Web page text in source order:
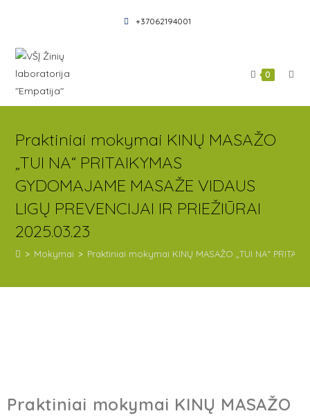
+37062194001
0
Praktiniai mokymai KINŲ MASAŽO
„TUI NA“ PRITAIKYMAS
GYDOMAJAME MASAŽE VIDAUS
LIGŲ PREVENCIJAI IR PRIEŽIŪRAI
2025.03.23
> Mokymai > Praktiniai mokymai KINŲ MASAŽO „TUI NA“
Praktiniai mokymai KINŲ MASAŽO